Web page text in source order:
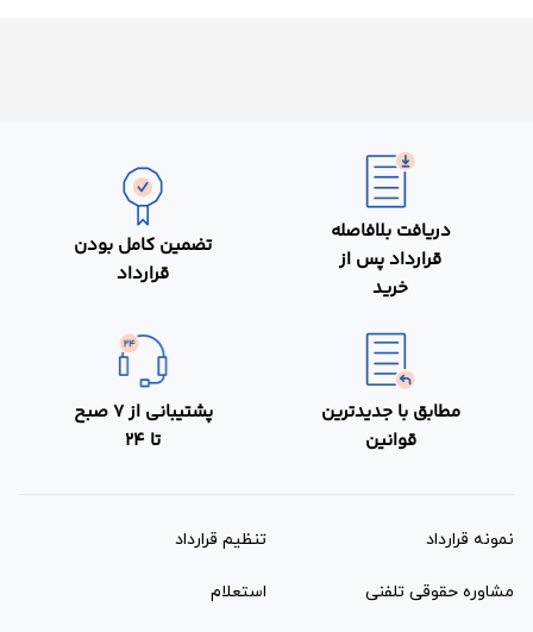
دریافت بلافاصله
قرارداد پس از
خرید
تضمین کامل بودن
قرارداد
مطابق با جدیدترین
قوانین
پشتیبانی از 7 صبح
تا 24
نمونه قرارداد‌ تنظیم قرارداد
مشاوره حقوقی تلفنی استعلام